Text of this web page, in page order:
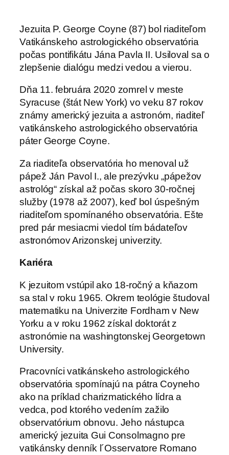
Jezuita P. George Coyne (87) bol riaditeľom
Vatikánskeho astrologického observatória
počas pontifikátu Jána Pavla II. Usiloval sa o
zlepšenie dialógu medzi vedou a vierou.
Dňa 11. februára 2020 zomrel v meste
Syracuse (štát New York) vo veku 87 rokov
známy americký jezuita a astronóm, riaditeľ
vatikánskeho astrologického observatória
páter George Coyne.
Za riaditeľa observatória ho menoval už
pápež Ján Pavol I., ale prezývku „pápežov
astrológ“ získal až počas skoro 30-ročnej
služby (1978 až 2007), keď bol úspešným
riaditeľom spomínaného observatória. Ešte
pred pár mesiacmi viedol tím bádateľov
astronómov Arizonskej univerzity.
Kariéra
K jezuitom vstúpil ako 18-ročný a kňazom
sa stal v roku 1965. Okrem teológie študoval
matematiku na Univerzite Fordham v New
Yorku a v roku 1962 získal doktorát z
astronómie na washingtonskej Georgetown
University.
Pracovníci vatikánskeho astrologického
observatória spomínajú na pátra Coyneho
ako na príklad charizmatického lídra a
vedca, pod ktorého vedením zažilo
observatórium obnovu. Jeho nástupca
americký jezuita Gui Consolmagno pre
vatikánsky denník l´Osservatore Romano